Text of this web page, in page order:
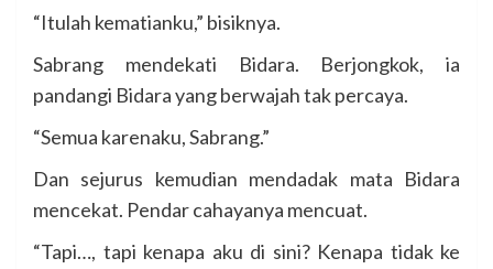
“Itulah kematianku,” bisiknya.
Sabrang mendekati Bidara. Berjongkok, ia
pandangi Bidara yang berwajah tak percaya.
“Semua karenaku, Sabrang.”
Dan sejurus kemudian mendadak mata Bidara
mencekat. Pendar cahayanya mencuat.
“Tapi…, tapi kenapa aku di sini? Kenapa tidak ke